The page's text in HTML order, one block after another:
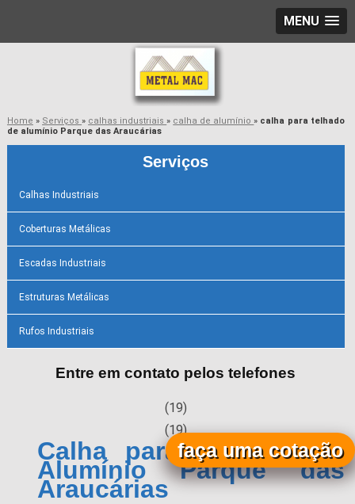
MENU
Home » Serviços» calhas industriais» calha de alumínio» calha para telhado
de alumínio Parque das Araucárias
Serviços
Calhas Industriais
Coberturas Metálicas
Escadas Industriais
Estruturas Metálicas
Rufos Industriais
Entre em contato pelos telefones
(19)
(19)
Calha para Telhado de
Alumínio Parque das
Araucárias
faça uma cotação